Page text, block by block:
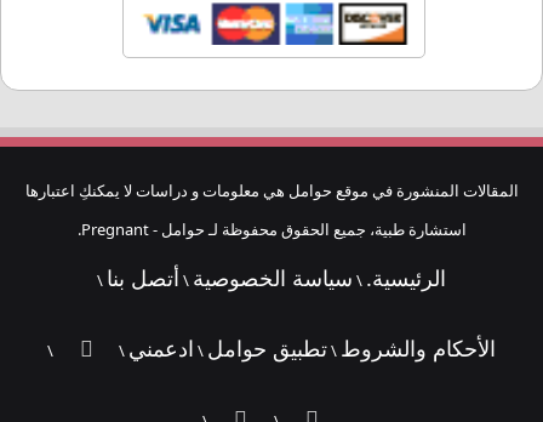
المقالات المنشورة في موقع حوامل هي معلومات و دراسات لا يمكنكِ اعتبارها
استشارة طبية، جميع الحقوق محفوظة لـ حوامل - Pregnant.
الرئيسية. \ سياسة الخصوصية \ أتصل بنا \
الأحكام والشروط \تطبيق حوامل \ ادعمني \
ملخص
\